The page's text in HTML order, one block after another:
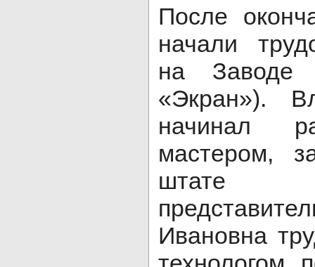
После
начали
на
«Экран»).
начинал
мастером,
штате
Ивановна